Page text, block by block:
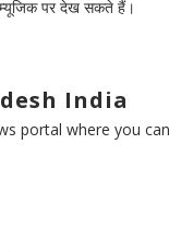
म्यूजिक पर देख सकते हैं।
India
portal where you